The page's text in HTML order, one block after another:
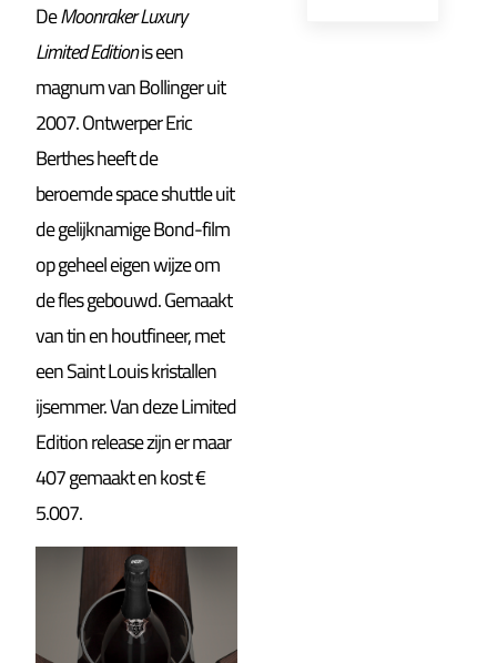
DeMoonraker Luxury
Limited Editionis een
magnum van Bollinger uit
2007. Ontwerper Eric
Berthes heeft de
beroemde space shuttle uit
de gelijknamige Bond-film
op geheel eigen wijze om
de fles gebouwd. Gemaakt
van tin en houtfineer, met
een Saint Louis kristallen
ijsemmer. Van deze Limited
Edition release zijn er maar
407 gemaakt en kost €
5.007.